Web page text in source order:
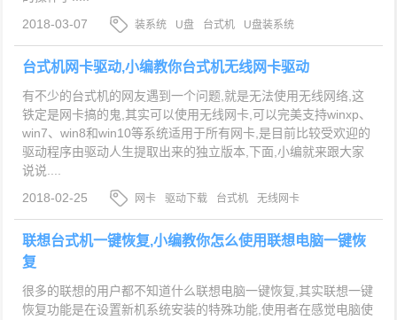
2018-03-07
装系统 U盘 台式机 U盘装系统
台式机网卡驱动,小编教你台式机无线网卡驱动
有不少的台式机的网友遇到一个问题,就是无法使用无线网络,这
铁定是网卡搞的鬼,其实可以使用无线网卡,可以完美支持winxp、
win7、win8和win10等系统适用于所有网卡,是目前比较受欢迎的
驱动程序由驱动人生提取出来的独立版本,下面,小编就来跟大家
说说....
2018-02-25
网卡 驱动下载 台式机 无线网卡
联想台式机一键恢复,小编教你怎么使用联想电脑一键恢
复
很多的联想的用户都不知道什么联想电脑一键恢复,其实联想一键
恢复功能是在设置新机系统安装的特殊功能,使用者在感觉电脑使